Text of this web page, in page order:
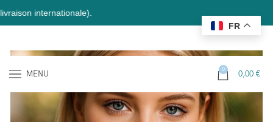
internationale).
MENU 0 0,00 €
FR